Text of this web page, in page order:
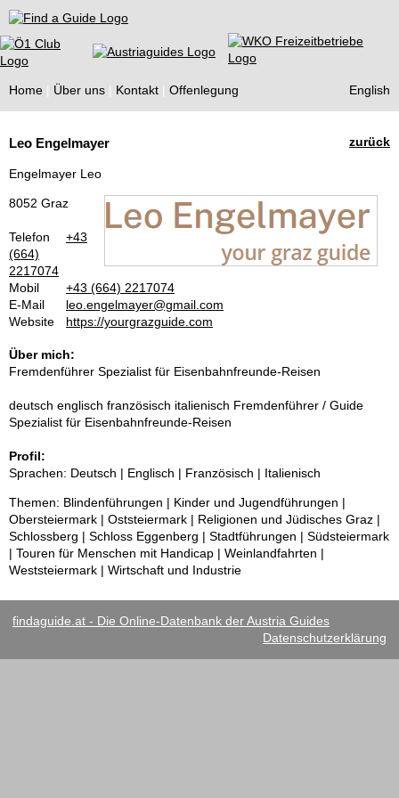
Find a Guide
Home Über uns Kontakt Offenlegung English
Guides
zurück
Leo Engelmayer
Engelmayer Leo
8052 Graz
Telefon
+43
(664)
2217074
Mobil
+43 (664) 2217074
E-Mail
leo.engelmayer@gmail.com
Website
https://yourgrazguide.com
Über mich:
Fremdenführer Spezialist für Eisenbahnfreunde-Reisen
deutsch englisch französisch italienisch Fremdenführer / Guide
Spezialist für Eisenbahnfreunde-Reisen
Profil:
Sprachen: Deutsch | Englisch | Französisch | Italienisch
Themen: Blindenführungen | Kinder und Jugendführungen |
Obersteiermark | Oststeiermark | Religionen und Jüdisches Graz |
Schlossberg | Schloss Eggenberg | Stadtführungen | Südsteiermark
| Touren für Menschen mit Handicap | Weinlandfahrten |
Weststeiermark | Wirtschaft und Industrie
findaguide.at - Die Online-Datenbank der Austria Guides
Datenschutzerklärung